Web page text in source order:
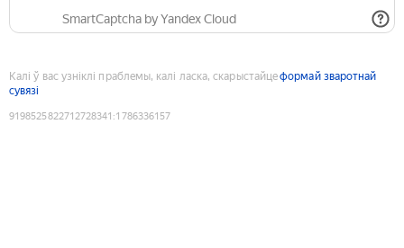
SmartCaptcha by Yandex Cloud
Калі ў вас узніклі праблемы, калі ласка, скарыстайцеформай зваротнай
сувязі
9198525822712728341 :1786336157